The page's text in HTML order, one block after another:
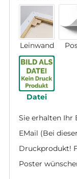
Leinwand
Datei
Sie erhalten Ihr
EMail (Bei
Druckprodukt!
Poster